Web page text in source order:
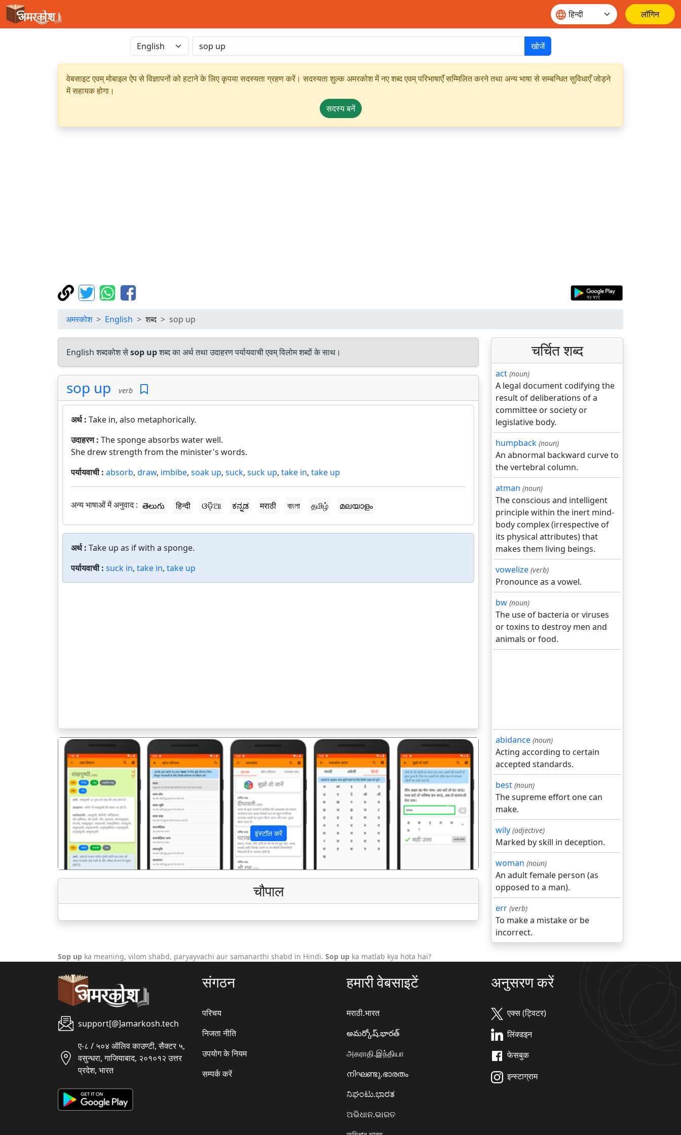
लॉगिन
खोजें
वेबसाइट एवम् मोबाइल ऐप से विज्ञापनों को हटाने के लिए कृपया सदस्यता ग्रहण करें। सदस्यता शुल्क अमरकोश में नए शब्द एवम् परिभाषाएँ सम्मिलित करने तथा अन्य भाषा से सम्बन्धित सुविधाएँ जोड़ने
में सहायक होगा।
सदस्य बनें
अमरकोश English शब्द sop up
English शब्दकोश सेsop upशब्द का अर्थ तथा उदाहरण पर्यायवाची एवम् विलोम शब्दों के साथ।
sop up verb
अर्थ : Take in, also metaphorically.
उदाहरण : The sponge absorbs water well.
She drew strength from the minister's words.
पर्यायवाची : absorb, draw, imbibe, soak up, suck, suck up, take in, take up
अन्य भाषाओं में अनुवाद : తెలుగు हिन्दी ଓଡ଼ିଆ ಕನ್ನಡ मराठी বাংলা தமிழ் മലയാളം
अर्थ : Take up as if with a sponge.
पर्यायवाची : suck in, take in, take up
इंस्टॉल करें
पिछला अगला
चौपाल
चर्चित शब्द
act (noun)
A legal document codifying the
result of deliberations of a
committee or society or
legislative body.
humpback (noun)
An abnormal backward curve to
the vertebral column.
atman (noun)
The conscious and intelligent
principle within the inert mind-
body complex (irrespective of
its physical attributes) that
makes them living beings.
vowelize (verb)
Pronounce as a vowel.
bw (noun)
The use of bacteria or viruses
or toxins to destroy men and
animals or food.
abidance (noun)
Acting according to certain
accepted standards.
best (noun)
The supreme effort one can
make.
wily (adjective)
Marked by skill in deception.
woman (noun)
An adult female person (as
opposed to a man).
err (verb)
To make a mistake or be
incorrect.
Sop up ka meaning, vilom shabd, paryayvachi aur samanarthi shabd in Hindi. Sop up ka matlab kya hota hai?
support[@]amarkosh.tech
ए-८ / ५०४ ऑलिव काउण्टी, सैक्टर ५,
वसुन्धरा, गाजियाबाद, २०१०१२ उत्तर
प्रदेश, भारत
संगठन
परिचय
निजता नीति
उपयोग के नियम
सम्पर्क करें
हमारी वेबसाइटें
मराठी.भारत
అమర్కోష్.భారత్
அகராதி.இந்தியா
നിഘണ്ടു.ഭാരതം
ನಿಘಂಟು.ಭಾರತ
ଅଭିଧାନ.ଭାରତ
अनुसरण करें
एक्स (ट्विटर)
लिंक्डइन
फेसबुक
इन्स्टाग्राम